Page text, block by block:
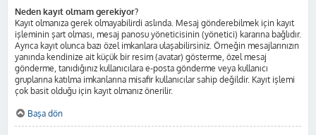
Neden kayıt olmam gerekiyor?
Kayıt olmanıza gerek olmayabilirdi aslında. Mesaj gönderebilmek için kayıt
işleminin şart olması, mesaj panosu yöneticisinin (yönetici) kararına bağlıdır.
Ayrıca kayıt olunca bazı özel imkanlara ulaşabilirsiniz. Örneğin mesajlarınızın
yanında kendinize ait küçük bir resim (avatar) gösterme, özel mesaj
gönderme, tanıdığınız kullanıcılara e-posta gönderme veya kullanıcı
gruplarına katılma imkanlarına misafir kullanıcılar sahip değildir. Kayıt işlemi
çok basit olduğu için kayıt olmanız önerilir.
Başa dön